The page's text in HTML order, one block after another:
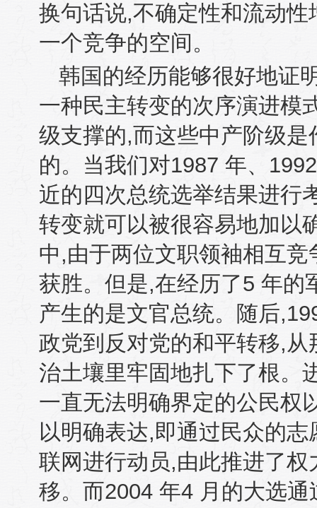
换句话说,不确定性和流动性
一个竞争的空间。
韩国的经历能够很好地证
一种民主转变的次序演进模
级支撑的,而这些中产阶级
的。当我们对1987 年、
近的四次总统选举结果进行
转变就可以被很容易地加以
中,由于两位文职领袖相互
获胜。但是,在经历了5 年的
产生的是文官总统。随后
政党到反对党的和平转移,从
治土壤里牢固地扎下了根。
一直无法明确界定的公民权
以明确表达,即通过民众的
联网进行动员,由此推进了权
移。而2004 年4 月的大选